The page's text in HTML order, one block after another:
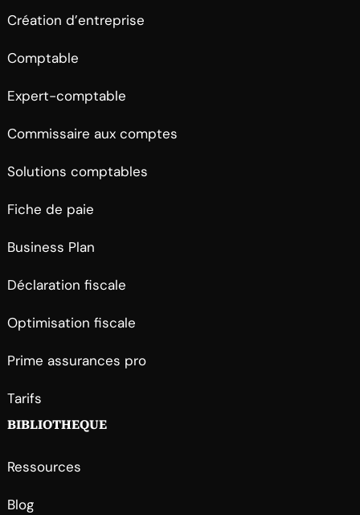
Création d’entreprise
Comptable
Expert-comptable
Commissaire aux comptes
Solutions comptables
Fiche de paie
Business Plan
Déclaration fiscale
Optimisation fiscale
Prime assurances pro
Tarifs
BIBLIOTHEQUE
Ressources
Blog